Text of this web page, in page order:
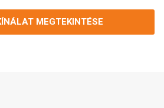
MEGTEKINTÉSE